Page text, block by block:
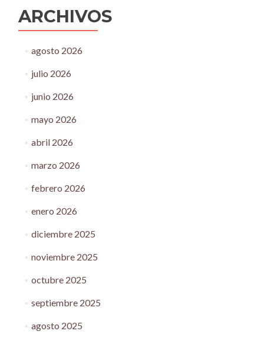
ARCHIVOS
agosto 2026
julio 2026
junio 2026
mayo 2026
abril 2026
marzo 2026
febrero 2026
enero 2026
diciembre 2025
noviembre 2025
octubre 2025
septiembre 2025
agosto 2025